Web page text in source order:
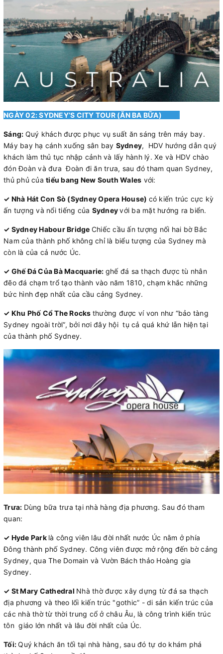
NGÀY 02: SYDNEY’S CITY TOUR (ĂN BA BỮA)
Sáng: Quý khách được phục vụ suất ăn sáng trên máy bay.
Máy bay hạ cánh xuống sân bay Sydney, HDV hướng dẫn quý
khách làm thủ tục nhập cảnh và lấy hành lý. Xe và HDV chào
đón Đoàn và đưa Đoàn đi ăn trưa, sau đó tham quan Sydney,
thủ phủ của tiểu bang New South Wales với:
✓ Nhà Hát Con Sò (Sydney Opera House) có kiến trúc cực kỳ
ấn tượng và nổi tiếng của Sydneyvới ba mặt hướng ra biển.
✓ Sydney Habour Bridge Chiếc cầu ấn tượng nối hai bờ Bắc
Nam của thành phố không chỉ là biểu tượng của Sydney mà
còn là của cả nước Úc.
✓ Ghế Đá Của Bà Macquarie: ghế đá sa thạch được tù nhân
đẽo đá chạm trổ tạo thành vào năm 1810, chạm khắc những
bức hình đẹp nhất của cầu cảng Sydney.
✓ Khu Phố Cổ The Rocks thường được ví von như “bảo tàng
Sydney ngoài trời”, bởi nơi đây hội tụ cả quá khứ lẫn hiện tại
của thành phố Sydney.
Trưa: Dùng bữa trưa tại nhà hàng địa phương. Sau đó tham
quan:
✓ Hyde Park là công viên lâu đời nhất nước Úc nằm ở phía
Đông thành phố Sydney. Công viên được mở rộng đến bờ cảng
Sydney, qua The Domain và Vườn Bách thảo Hoàng gia
Sydney.
✓ St Mary Cathedral Nhà thờ được xây dựng từ đá sa thạch
địa phương và theo lối kiến trúc "gothic” - di sản kiến trúc của
các nhà thờ từ thời trung cổ ở châu Âu, là công trình kiến trúc
tôn giáo lớn nhất và lâu đời nhất của Úc.
Tối:Quý khách ăn tối tại nhà hàng, sau đó tự do khám phá